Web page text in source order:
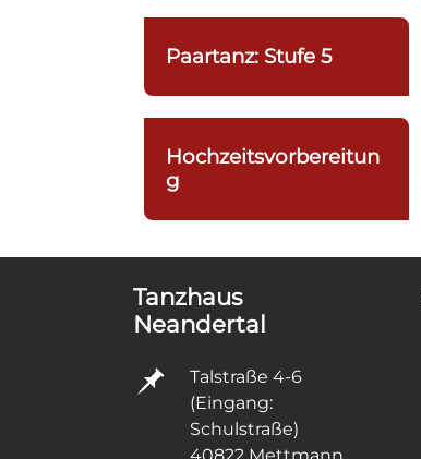
Paartanz: Stufe 5
Hochzeitsvorbereitun
g
Tanzhaus
Neandertal
Talstraße 4-6
(Eingang:
Schulstraße)